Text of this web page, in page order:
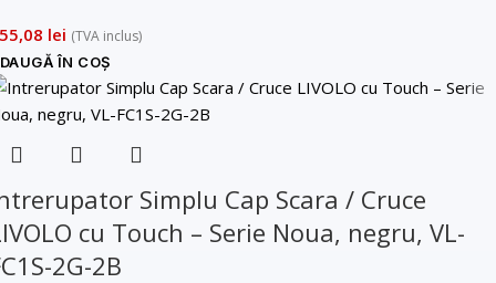
lei (TVA inclus)
ÎN COȘ
Simplu Cap Scara / Cruce
cu Touch – Serie Noua, negru, VL-
2G-2B